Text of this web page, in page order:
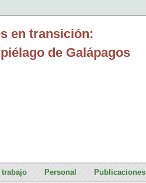
en transición:
de Galápagos
trabajo Personal Publicaciones